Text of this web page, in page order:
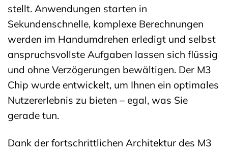
stellt. Anwendungen starten in
Sekundenschnelle, komplexe Berechnungen
werden im Handumdrehen erledigt und selbst
anspruchsvollste Aufgaben lassen sich flüssig
und ohne Verzögerungen bewältigen. Der M3
Chip wurde entwickelt, um Ihnen ein optimales
Nutzererlebnis zu bieten – egal, was Sie
gerade tun.
Dank der fortschrittlichen Architektur des M3